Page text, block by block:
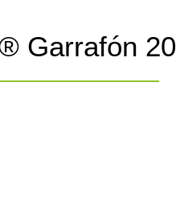
Garrafón